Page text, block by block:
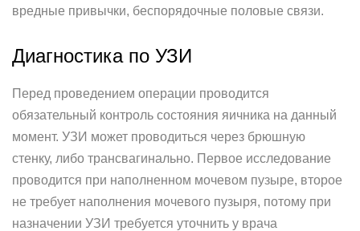
вредные привычки, беспорядочные половые связи.
Диагностика по УЗИ
Перед проведением операции проводится
обязательный контроль состояния яичника на данный
момент. УЗИ может проводиться через брюшную
стенку, либо трансвагинально. Первое исследование
проводится при наполненном мочевом пузыре, второе
не требует наполнения мочевого пузыря, потому при
назначении УЗИ требуется уточнить у врача